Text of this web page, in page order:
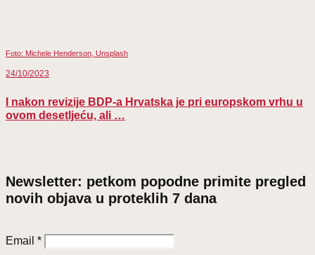
Foto: Michele Henderson, Unsplash
24/10/2023
I nakon revizije BDP-a Hrvatska je pri europskom vrhu u
ovom desetljeću, ali …
Newsletter: petkom popodne primite pregled
novih objava u proteklih 7 dana
Email *